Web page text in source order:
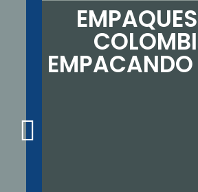
EMPACANDO